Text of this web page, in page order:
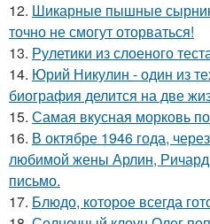
12. Шикарные пышные
точно не смогут оторваться!
13. Рулетики из слоеного
14. Юрий Никулин - один из
биография делится на две
15. Самая вкусная морковь
16. В октябре 1946 года,
любимой жены Арлин,
письмо.
17. Блюдо, которое всегда